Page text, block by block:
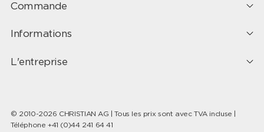
Commande
Informations
L'entreprise
© 2010-2026 CHRISTIAN AG | Tous les prix sont avec TVA incluse |
Téléphone +41 (0)44 241 64 41